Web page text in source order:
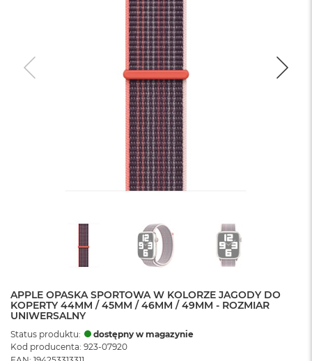
APPLE OPASKA SPORTOWA W KOLORZE JAGODY DO
KOPERTY 44MM / 45MM / 46MM / 49MM - ROZMIAR
UNIWERSALNY
Status produktu:
dostępny w magazynie
Kod producenta: 923-07920